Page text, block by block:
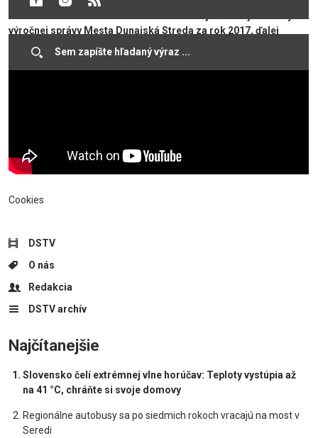
výročnej správy Mesta Dunajská Streda za rok 2017, ďalej
zmeny rozpočtu mesta č. 3 za rok 2018.​
Cookies
DSTV
O nás
Redakcia
DSTV archív
Najčítanejšie
Slovensko čelí extrémnej vlne horúčav: Teploty vystúpia až
na 41 °C, chráňte si svoje domovy
Regionálne autobusy sa po siedmich rokoch vracajú na most v
Seredi